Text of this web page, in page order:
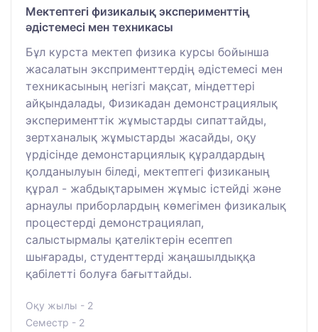
Мектептегі физикалық эксперименттің
әдістемесі мен техникасы
Бұл курста мектеп физика курсы бойынша
жасалатын эксприменттердің әдістемесі мен
техникасының негізгі мақсат, міндеттері
айқындалады, Физикадан демонстрациялық
эксперименттік жұмыстарды сипаттайды,
зертханалық жұмыстарды жасайды, оқу
үрдісінде демонстарциялық құралдардың
қолданылуын біледі, мектептегі физиканың
құрал - жабдықтарымен жұмыс істейді және
арнаулы приборлардың көмегімен физикалық
процестерді демонстрациялап,
салыстырмалы қателіктерін есептеп
шығарады, студенттерді жаңашылдыққа
қабілетті болуға бағыттайды.
Оқу жылы - 2
Семестр - 2